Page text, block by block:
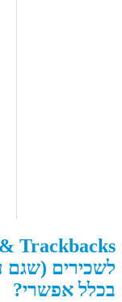
לשכירים (שגם
בכלל אפשרי?